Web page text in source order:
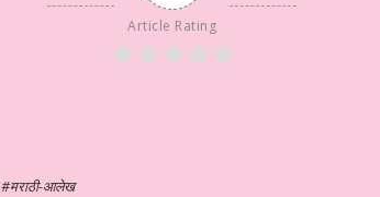
Article Rating
#मराठी-आलेख